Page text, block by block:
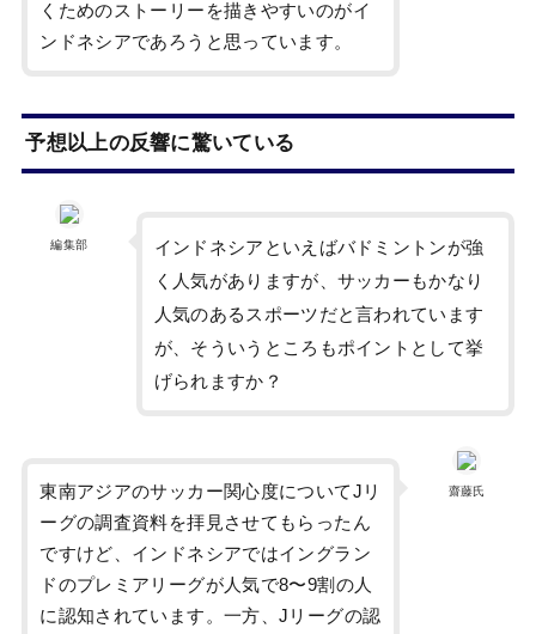
くためのストーリーを描きやすいのがイ
ンドネシアであろうと思っています。
予想以上の反響に驚いている
編集部
インドネシアといえばバドミントンが強
く人気がありますが、サッカーもかなり
人気のあるスポーツだと言われています
が、そういうところもポイントとして挙
げられますか？
齋藤氏
東南アジアのサッカー関心度についてJリ
ーグの調査資料を拝見させてもらったん
ですけど、インドネシアではイングラン
ドのプレミアリーグが人気で8〜9割の人
に認知されています。一方、Jリーグの認